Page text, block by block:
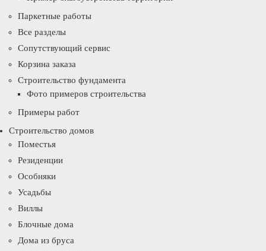
Паркетные работы
Все разделы
Сопутствующий сервис
Корзина заказа
Строительство фундамента
Фото примеров строительства
Примеры работ
Строительство домов
Поместья
Резиденции
Особняки
Усадьбы
Виллы
Блочные дома
Дома из бруса